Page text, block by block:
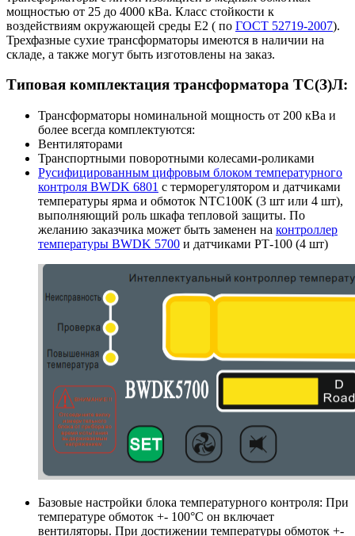
мощностью от 25 до 4000 кВа. Класс стойкости к
воздействиям окружающей среды Е2 ( по ГОСТ 52719-2007).
Трехфазные сухие трансформаторы имеются в наличии на
складе, а также могут быть изготовлены на заказ.
Типовая комплектация трансформатора ТС(З)Л:
Трансформаторы номинальной мощность от 200 кВа и
более всегда комплектуются:
Вентиляторами
Транспортными поворотными колесами-роликами
Русифицированным цифровым блоком температурного
контроля BWDK 6801 с терморегулятором и датчиками
температуры ярма и обмоток NTC100К (3 шт или 4 шт),
выполняющий роль шкафа тепловой защиты. По
желанию заказчика может быть заменен на контроллер
температуры BWDK 5700 и датчиками РТ-100 (4 шт)
Базовые настройки блока температурного контроля: При
температуре обмоток +- 100°C он включает
вентиляторы. При достижении температуры обмоток +-